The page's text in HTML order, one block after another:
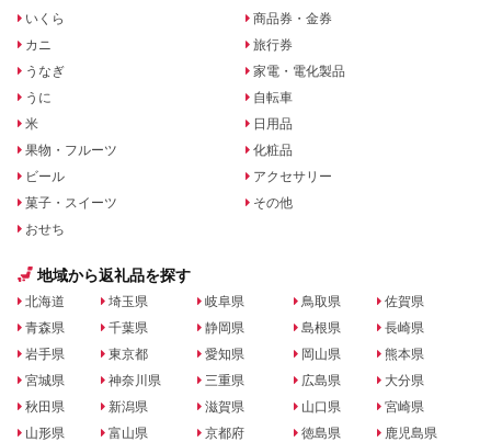
いくら
カニ
うなぎ
うに
米
果物・フルーツ
ビール
菓子・スイーツ
おせち
商品券・金券
旅行券
家電・電化製品
自転車
日用品
化粧品
アクセサリー
その他
地域から返礼品を探す
北海道
青森県
岩手県
宮城県
秋田県
山形県
埼玉県
千葉県
東京都
神奈川県
新潟県
富山県
岐阜県
静岡県
愛知県
三重県
滋賀県
京都府
鳥取県
島根県
岡山県
広島県
山口県
徳島県
佐賀県
長崎県
熊本県
大分県
宮崎県
鹿児島県